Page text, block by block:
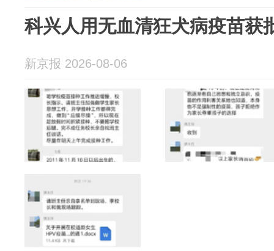
科兴人用无血清狂犬病疫苗获
新京报 2026-08-06